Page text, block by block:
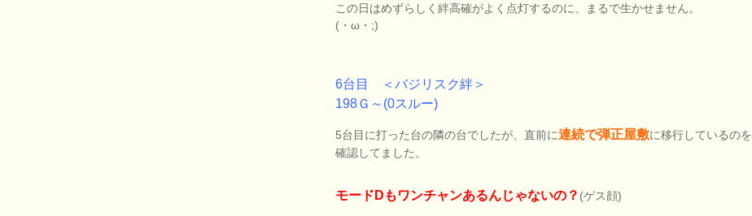
この日はめずらしく絆高確がよく点灯するのに、まるで生かせません。
(・ω・;)
6台目 ＜バジリスク絆＞
198Ｇ～(0スルー)
5台目に打った台の隣の台でしたが、直前に連続で弾正屋敷に移行しているのを
確認してました。
モードDもワンチャンあるんじゃないの？ (ゲス顔)